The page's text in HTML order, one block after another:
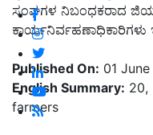
ಸಂಘಗಳ ನಿಬಂಧಕರಾದ
ಕಾರ್ಯನಿರ್ವಹಣಾಧಿಕಾರಿಗಳು
Published On: 01
English Summary: 20,
farmers